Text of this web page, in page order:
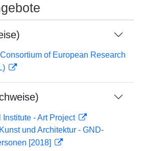
of European Research
- Art Project
und Architektur - GND-
[2018]